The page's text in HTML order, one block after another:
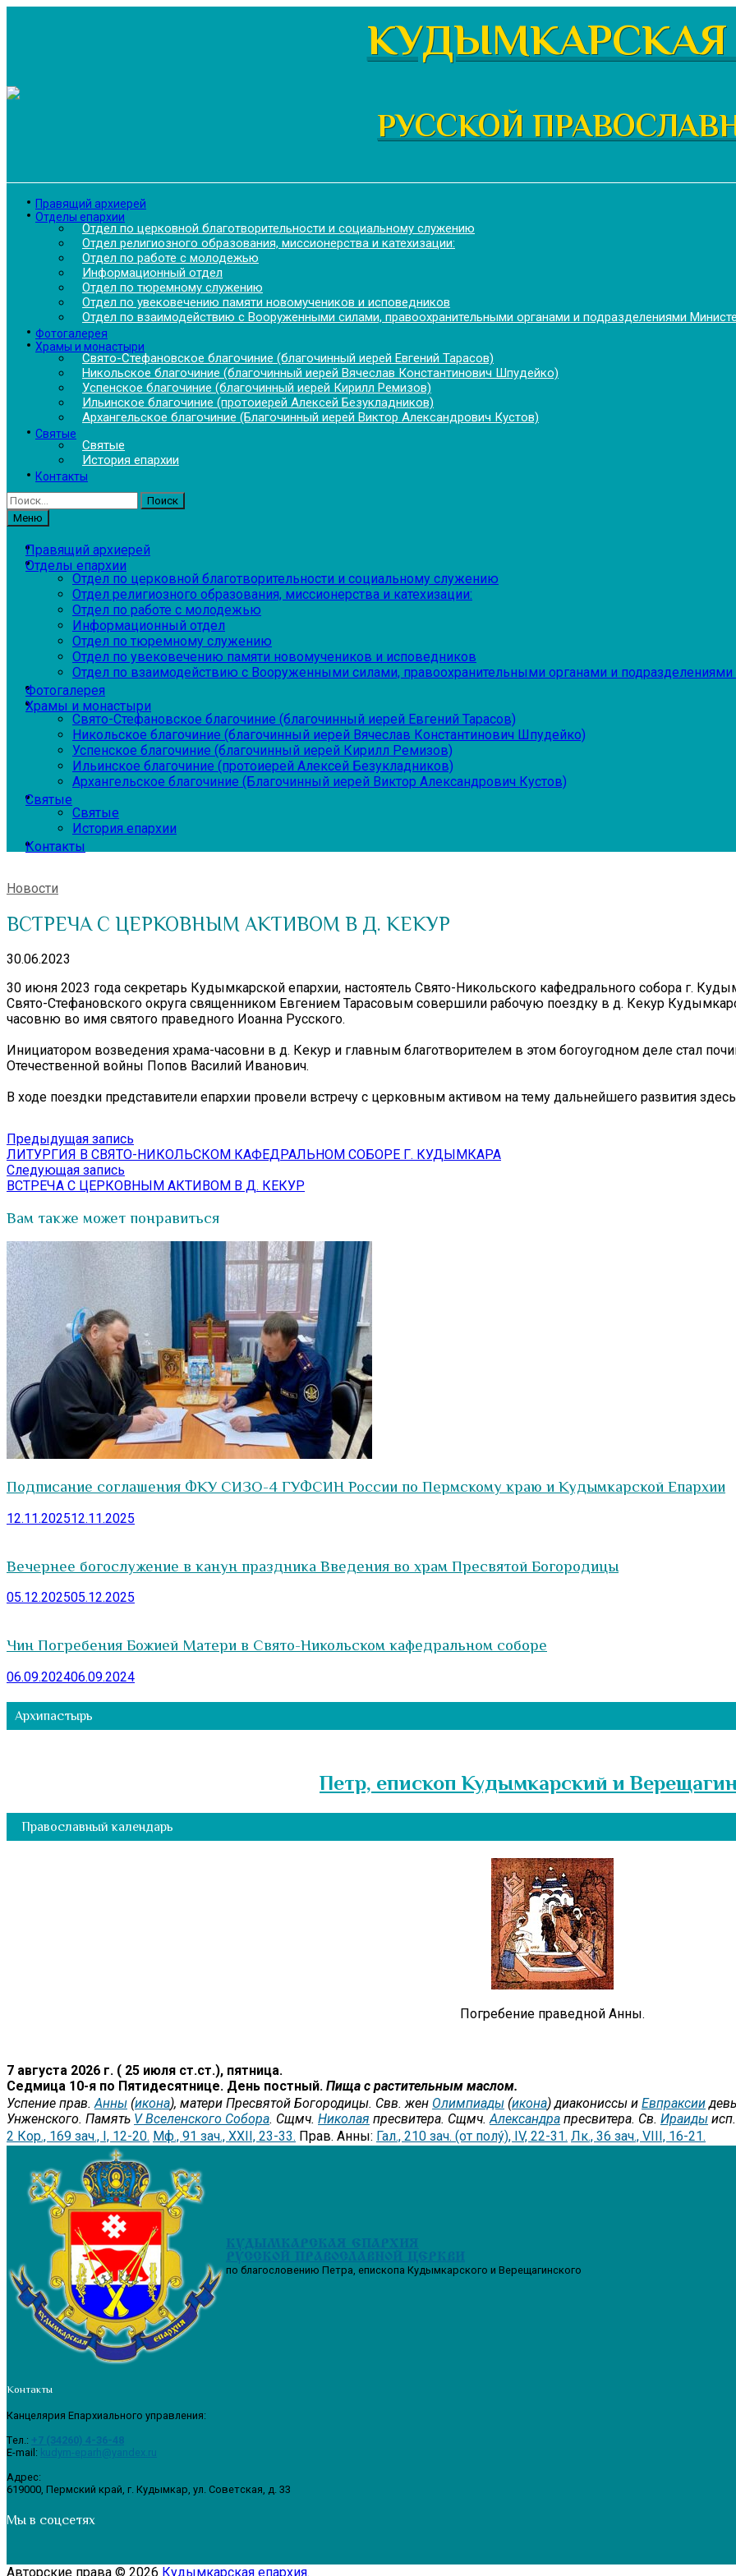
КУДЫМКАРСКАЯ
РУССКОЙ
Правящий архиерей
Отделы епархии
Отдел по церковной благотворительности и социальному служению
Отдел религиозного образования, миссионерства и катехизации:
Отдел по работе с молодежью
Информационный отдел
Отдел по тюремному служению
Отдел по увековечению памяти новомучеников и исповедников
Отдел по взаимодействию с Вооруженными силами, правоохранительными органами и подразделениями
Фотогалерея
Храмы и монастыри
Свято-Стефановское благочиние (благочинный иерей Евгений Тарасов)
Никольское благочиние (благочинный иерей Вячеслав Константинович Шпудейко)
Успенское благочиние (благочинный иерей Кирилл Ремизов)
Ильинское благочиние (протоиерей Алексей Безукладников)
Архангельское благочиние (Благочинный иерей Виктор Александрович Кустов)
Святые
Святые
История епархии
Контакты
Найти:
Меню
Правящий архиерей
Отделы епархии
Отдел по церковной благотворительности и социальному служению
Отдел религиозного образования, миссионерства и катехизации:
Отдел по работе с молодежью
Информационный отдел
Отдел по тюремному служению
Отдел по увековечению памяти новомучеников и исповедников
Отдел по взаимодействию с Вооруженными силами, правоохранительными органами и
Фотогалерея
Храмы и монастыри
Свято-Стефановское благочиние (благочинный иерей Евгений Тарасов)
Никольское благочиние (благочинный иерей Вячеслав Константинович Шпудейко)
Успенское благочиние (благочинный иерей Кирилл Ремизов)
Ильинское благочиние (протоиерей Алексей Безукладников)
Архангельское благочиние (Благочинный иерей Виктор Александрович Кустов)
Святые
Святые
История епархии
Контакты
Новости
ВСТРЕЧА С ЦЕРКОВНЫМ АКТИВОМ В Д. КЕКУР
30.06.2023
30 июня 2023 года секретарь Кудымкарской епархии, настоятель Свято-Никольского кафедрального собора г.
Свято-Стефановского округа священником Евгением Тарасовым совершили рабочую поездку в д. Кекур
часовню во имя святого праведного Иоанна Русского.
Инициатором возведения храма-часовни в д. Кекур и главным благотворителем в этом богоугодном деле стал
Отечественной войны Попов Василий Иванович.
В ходе поездки представители епархии провели встречу с церковным активом на тему дальнейшего развития
Навигация
по
записям
Предыдущая запись
запись:
ЛИТУРГИЯ В СВЯТО-НИКОЛЬСКОМ КАФЕДРАЛЬНОМ СОБОРЕ Г. КУДЫМКАРА
Следующая запись
запись:
ВСТРЕЧА С ЦЕРКОВНЫМ АКТИВОМ В Д. КЕКУР
Вам также может понравиться
Подписание соглашения ФКУ СИЗО-4 ГУФСИН России по Пермскому краю и Кудымкарской Епархии
12.11.202512.11.2025
Вечернее богослужение в канун праздника Введения во храм Пресвятой Богородицы
05.12.202505.12.2025
Чин Погребения Божией Матери в Свято-Никольском кафедральном соборе
06.09.202406.09.2024
Архипастырь
Петр, епископ Кудымкарский и
Православный календарь
Погребение праведной Анны.
7 августа 2026 г. ( 25 июля ст.ст.), пятница.
Седмица 10-я по Пятидесятнице. День постный. Пища с растительным маслом.
Успение прав.Анны (икона), матери Пресвятой Богородицы. Свв. жен Олимпиады (икона) диакониссы и Евпраксии
Унженского. Память V Вселенского Собора. Сщмч. Николая пресвитера. Сщмч.Александра пресвитера. Св. Ираиды исп.
2 Кор., 169 зач., I, 12-20. Мф., 91 зач., XXII, 23-33. Прав. Анны: Гал., 210 зач. (от полу́), IV, 22-31. Лк., 36 зач., VIII, 16-21.
КУДЫМКАРСКАЯ ЕПАРХИЯ
РУССКОЙ ПРАВОСЛАВНОЙ ЦЕРКВИ
по благословению Петра, епископа Кудымкарского и Верещагинского
Контакты
Канцелярия Епархиального управления:
Tел.: +7 (34260) 4-36-48
E-mail: kudym-eparh@yandex.ru
Адрес:
619000, Пермский край, г. Кудымкар, ул. Советская, д. 33
Мы в соцсетях
Авторские права © 2026 Кудымкарская епархия.